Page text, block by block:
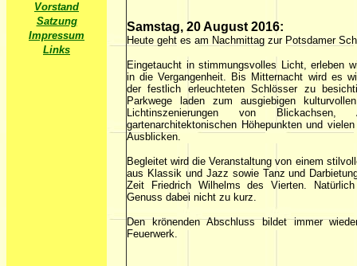
Vorstand
Satzung
Impressum
Links
Samstag, 20 August 2016:
Heute geht es am Nachmittag zur Potsdamer
Eingetaucht in stimmungsvolles Licht, erleben
in die Vergangenheit. Bis Mitternacht wird es
der festlich erleuchteten Schlösser zu
Parkwege laden zum ausgiebigen
Lichtinszenierungen von Blickachsen,
gartenarchitektonischen Höhepunkten und
Ausblicken.
Begleitet wird die Veranstaltung von einem
aus Klassik und Jazz sowie Tanz und
Zeit Friedrich Wilhelms des Vierten.
Genuss dabei nicht zu kurz.
Den krönenden Abschluss bildet immer
Feuerwerk.